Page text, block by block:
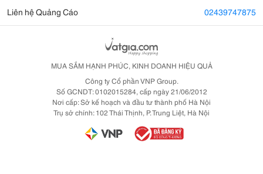
Liên hệ Quảng Cáo 02439747875
MUA SẮM HẠNH PHÚC, KINH DOANH HIỆU QUẢ
Công ty Cổ phần VNP Group.
Số GCNDT: 0102015284, cấp ngày 21/06/2012
Nơi cấp: Sở kế hoạch và đầu tư thành phố Hà Nội
Trụ sở chính: 102 Thái Thịnh, P. Trung Liệt, Hà Nội